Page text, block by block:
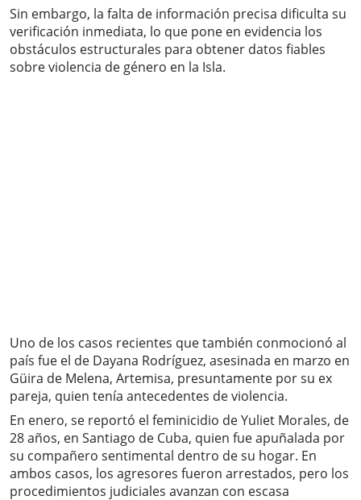
Sin embargo, la falta de información precisa dificulta su
verificación inmediata, lo que pone en evidencia los
obstáculos estructurales para obtener datos fiables
sobre violencia de género en la Isla.
Uno de los casos recientes que también conmocionó al
país fue el de Dayana Rodríguez, asesinada en marzo en
Güira de Melena, Artemisa, presuntamente por su ex
pareja, quien tenía antecedentes de violencia.
En enero, se reportó el feminicidio de Yuliet Morales, de
28 años, en Santiago de Cuba, quien fue apuñalada por
su compañero sentimental dentro de su hogar. En
ambos casos, los agresores fueron arrestados, pero los
procedimientos judiciales avanzan con escasa